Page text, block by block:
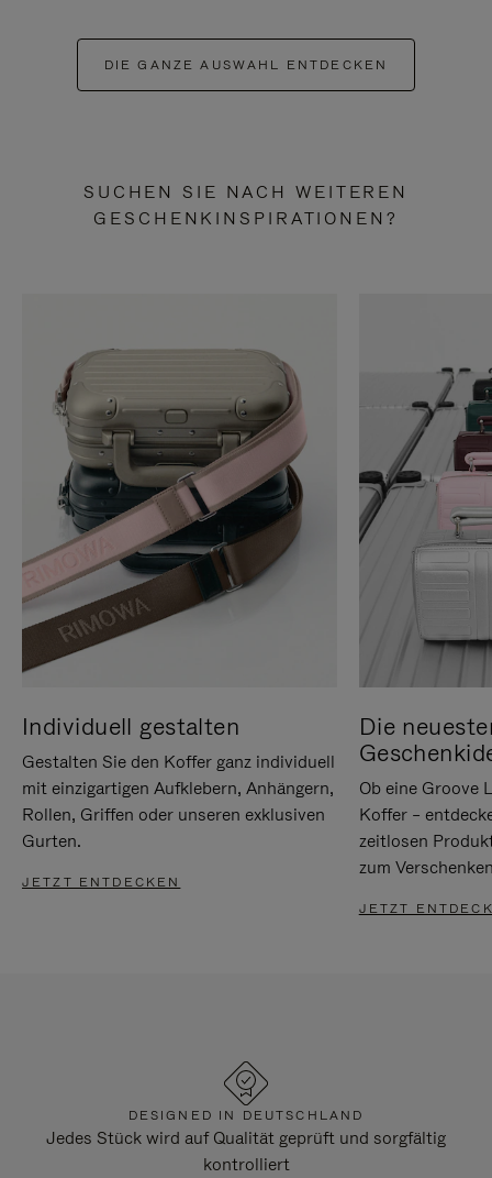
DIE GANZE AUSWAHL ENTDECKEN
SUCHEN SIE NACH WEITEREN
GESCHENKINSPIRATIONEN?
Individuell gestalten
Gestalten Sie den Koffer ganz individuell
mit einzigartigen Aufklebern, Anhängern,
Rollen, Griffen oder unseren exklusiven
Gurten.
JETZT ENTDECKEN
Die
Ob eine Groove
Koffer –
zeitlosen
zum
JETZT
DESIGNED IN DEUTSCHLAND
Jedes Stück wird auf Qualität geprüft und sorgfältig
kontrolliert